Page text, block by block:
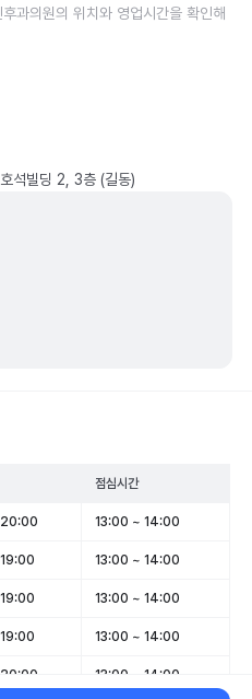
과의원의 위치와 영업시간을 확인해
석빌딩 2, 3층 (길동)
점심시간
13:00 ~ 14:00
13:00 ~ 14:00
13:00 ~ 14:00
13:00 ~ 14:00
13:00 ~ 14:00